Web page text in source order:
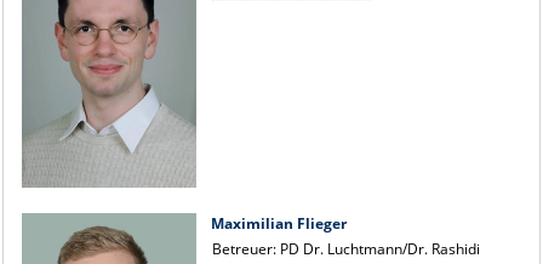
Maximilian Flieger
Betreuer: PD Dr. Luchtmann/Dr. Rashidi